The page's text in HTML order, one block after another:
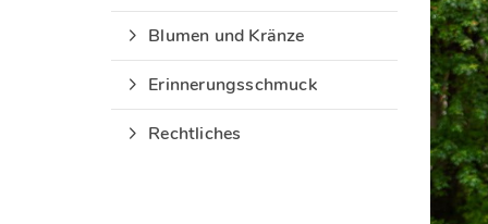
Blumen und Kränze
Erinnerungsschmuck
Rechtliches